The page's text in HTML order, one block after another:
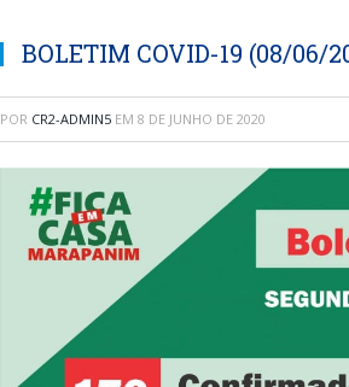
BOLETIM COVID-19 (08/06/
POR CR2-ADMIN5 EM 8 DE JUNHO DE 2020